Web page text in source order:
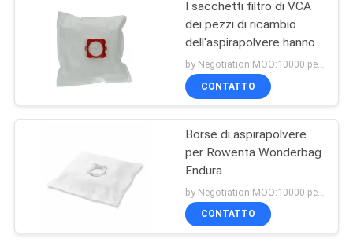
I sacchetti filtro di VCA
dei pezzi di ricambio
dell'aspirapolvere hanno
messo il compatto
Rowenta WB305120 di
Wonderbag
CONTATTO
Borse di aspirapolvere
per Rowenta Wonderbag
Endura
WB484720/compatto
WB3051
CONTATTO